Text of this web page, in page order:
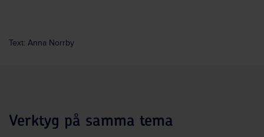
Text: Anna Norrby
Verktyg på samma tema